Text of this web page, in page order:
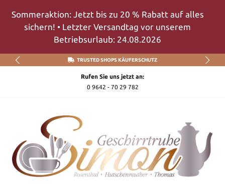
Zum Hauptinhalt springen
Sommeraktion: Jetzt bis zu 20 % Rabatt auf alles
sichern! • Letzter Versandtag vor unserem
Betriebsurlaub: 24.08.2026
TRUSTED SHOPS KÄUFERSCHUTZ
Rufen Sie uns jetzt an:
0 9642 - 70 29 782